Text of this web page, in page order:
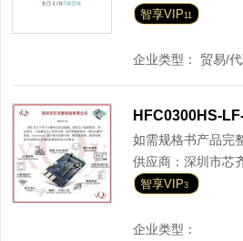
智享VIP11
企业类型： 贸易/
HFC0300HS-
如需规格书产品完
供应商： 深圳市芯
智享VIP3
企业类型：